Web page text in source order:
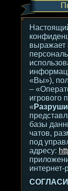
выражает
«Вы»),
–
игрового
«
базы
чатов,
под
адресу:
интернет-